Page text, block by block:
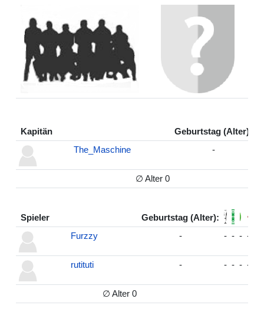
Kapitän
Geburtstag (Alter):
The_Maschine
-
∅ Alter 0
Spieler
Geburtstag (Alter):
Furzzy
- - - - -
rutituti - - - - -
∅ Alter 0